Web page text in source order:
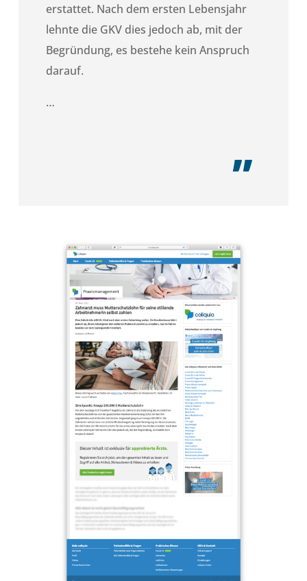
erstattet. Nach dem ersten Lebensjahr
lehnte die GKVdies jedoch ab, mit der
Begründung, es bestehe kein Anspruch
darauf.
…
„